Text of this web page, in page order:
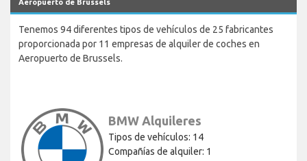
Aeropuerto de Brussels
Tenemos 94 diferentes tipos de vehículos de 25 fabricantes
proporcionada por 11 empresas de alquiler de coches en
Aeropuerto de Brussels.
BMW Alquileres
Tipos de vehículos: 14
Compañías de alquiler: 1